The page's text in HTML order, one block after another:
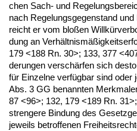
chen Sach- und
nach Re­ge­lungs­ge­gen­stand
reicht er vom bloßen
dung an
179 <188 Rn. 30>; 133, 377
de­run­gen verschärfen sich
für Ein­zel­ne verfügbar sind oder
Abs. 3 GG be­nann­ten
87 <96>; 132, 179 <189 Rn.
stren­ge­re Bin­dung des
je­weils be­trof­fe­nen